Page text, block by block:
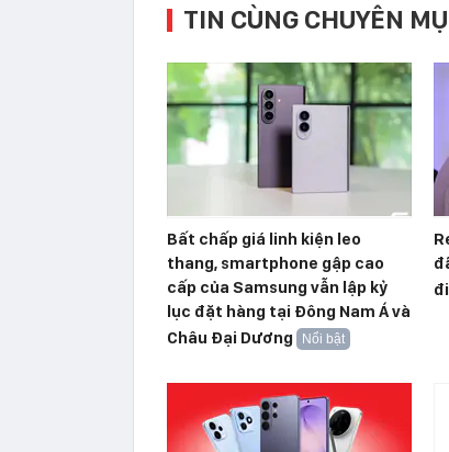
TIN CÙNG CHUYÊN
Bất chấp giá linh kiện leo
thang, smartphone gập cao
cấp của Samsung vẫn lập kỷ
lục đặt hàng tại Đông Nam Á và
Châu Đại Dương
Nổi bật